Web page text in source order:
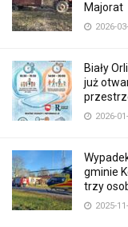
Majorat
2026-
Biały
już
2026-
gminie
trzy
2025-